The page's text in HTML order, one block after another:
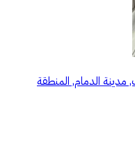
حي السيف, مدينة الدمام, المنطقة